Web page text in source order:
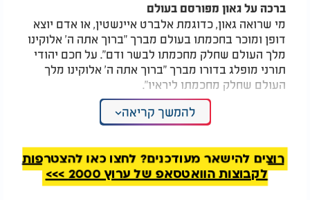
ברכה על גאון מפורסם בעולם
מי שרואה גאון, כדוגמת אלברט איינשטין, או אדם יוצא
דופן ומוכר בחכמתו בעולם מברך "ברוך אתה ה' אלוקינו
מלך העולם שחלק מחכמתו לבשר ודם". על חכם יהודי
תורני מופלג בדורו מברך "ברוך אתה ה' אלוקינו מלך
העולם שחלק מחכמתו ליראיו".
מי שנמצא בכינוס גדול מאד של ישראלים, למשל
בהפגנת ענק עם 600 אלף איש או יותר, מברך "ברוך
אתה ה' אלוקינו מלך העולם חכם הרזים"
ברכה על גמדים / ננסים
להמשך קריאה
רוצים להישאר מעודכנים? לחצו כאן להצטרפות
לקבוצות הוואטסאפ של ערוץ 2000 >>>